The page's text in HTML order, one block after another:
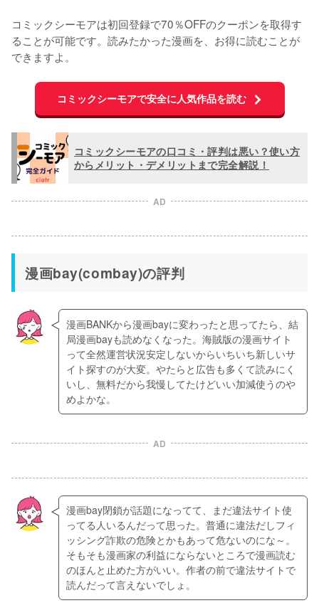
コミックシーモアは初回登録で70％OFFのクーポンを取得す
ることが可能です。読みたかった漫画を、お得に読むことが
できますよ。
コミックシーモアで安全に人気作品を読む
コミックシーモアの口コミ・評判は悪い？使い方
からメリット・デメリットまで完全解説！
AD
漫画bay(combay)の評判
漫画BANKから漫画bayに変わったと思ってたら、結
局漫画bayも読めなくなった。海賊版の漫画サイト
って全然運営状況安定しないからいちいち新しいサ
イト探すのが大変。やたらと広告も多くて読みにく
いし、無料だから我慢してたけどいい加減使うのや
めよかな。
AD
漫画bay閉鎖が話題になってて、まだ違法サイト使
ってる人いるんだって思った。普通に違法だしフィ
ッシング詐欺の危険とかもあって危ないのにな～。
そもそも漫画家の利益にならないところで漫画読む
のほんと止めた方がいい。作者の前で違法サイトで
読んだって言えないでしょ。